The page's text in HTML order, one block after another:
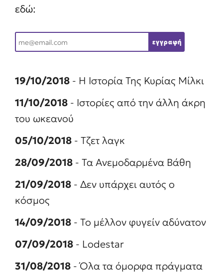
εδώ:
E
m
l
*
εγγραφή
19/10/2018 - Η Ιστορία Της Κυρίας Μίλκι
11/10/2018 - Ιστορίες από την άλλη άκρη
του ωκεανού
05/10/2018 - Τζετ λαγκ
28/09/2018 - Τα Ανεμοδαρμένα Βάθη
21/09/2018 - Δεν υπάρχει αυτός ο
κόσμος
14/09/2018 - Το μέλλον φυγείν αδύνατον
07/09/2018 - Lodestar
31/08/2018 - Όλα τα όμορφα πράγματα